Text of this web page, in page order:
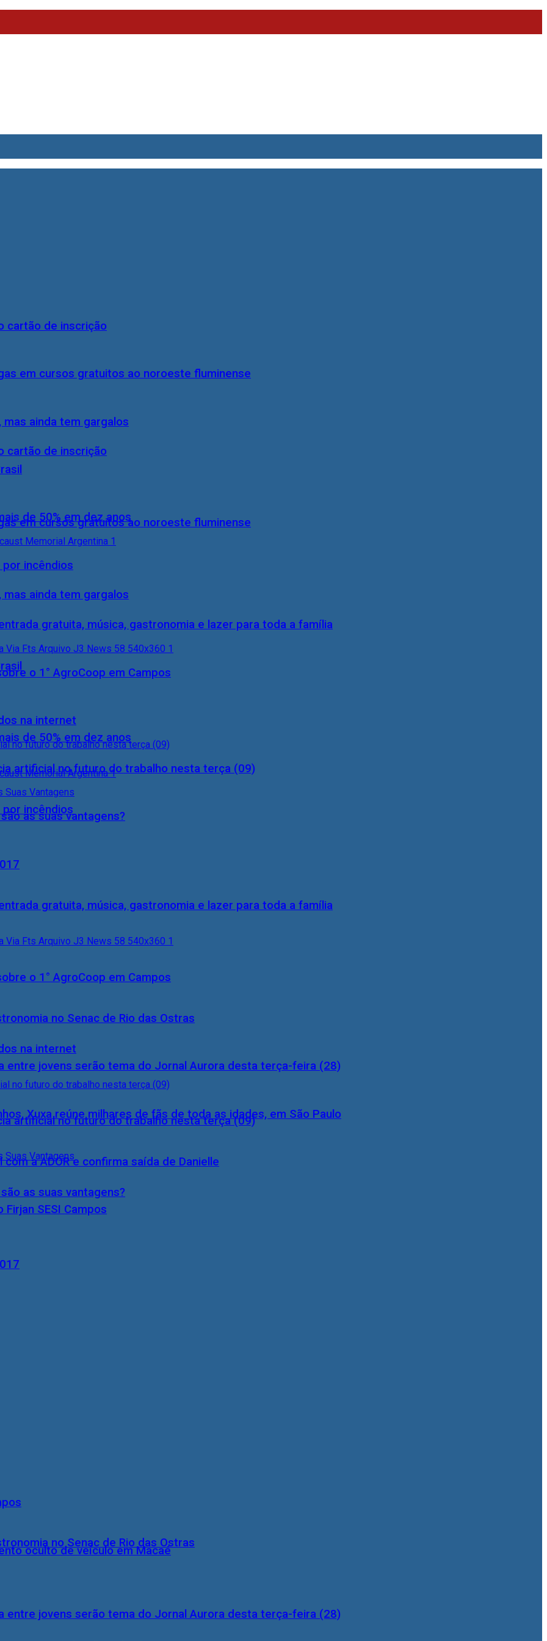
cartão de inscrição
em cursos gratuitos ao noroeste fluminense
ainda tem gargalos
de 50% em dez anos
incêndios
gratuita, música, gastronomia e lazer para toda a família
o 1° AgroCoop em Campos
na internet
artificial no futuro do trabalho nesta terça (09)
as suas vantagens?
no Senac de Rio das Ostras
entre jovens serão tema do Jornal Aurora desta terça-feira (28)
cartão de inscrição
em cursos gratuitos ao noroeste fluminense
ainda tem gargalos
de 50% em dez anos
incêndios
gratuita, música, gastronomia e lazer para toda a família
o 1° AgroCoop em Campos
na internet
artificial no futuro do trabalho nesta terça (09)
as suas vantagens?
no Senac de Rio das Ostras
entre jovens serão tema do Jornal Aurora desta terça-feira (28)
Xuxa reúne milhares de fãs de toda as idades, em São Paulo
a ADOR e confirma saída de Danielle
SESI Campos
oculto de veículo em Macaé